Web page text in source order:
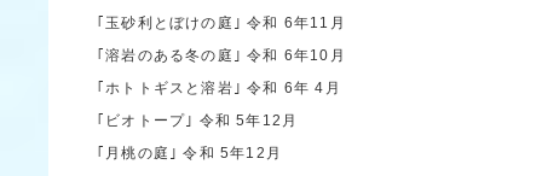
｢玉砂利とぼけの庭｣令和 6年11月
｢溶岩のある冬の庭｣令和 6年10月
｢ホトトギスと溶岩｣令和 6年 4月
｢ビオトープ｣ 令和 5年12月
｢月桃の庭｣令和 5年12月